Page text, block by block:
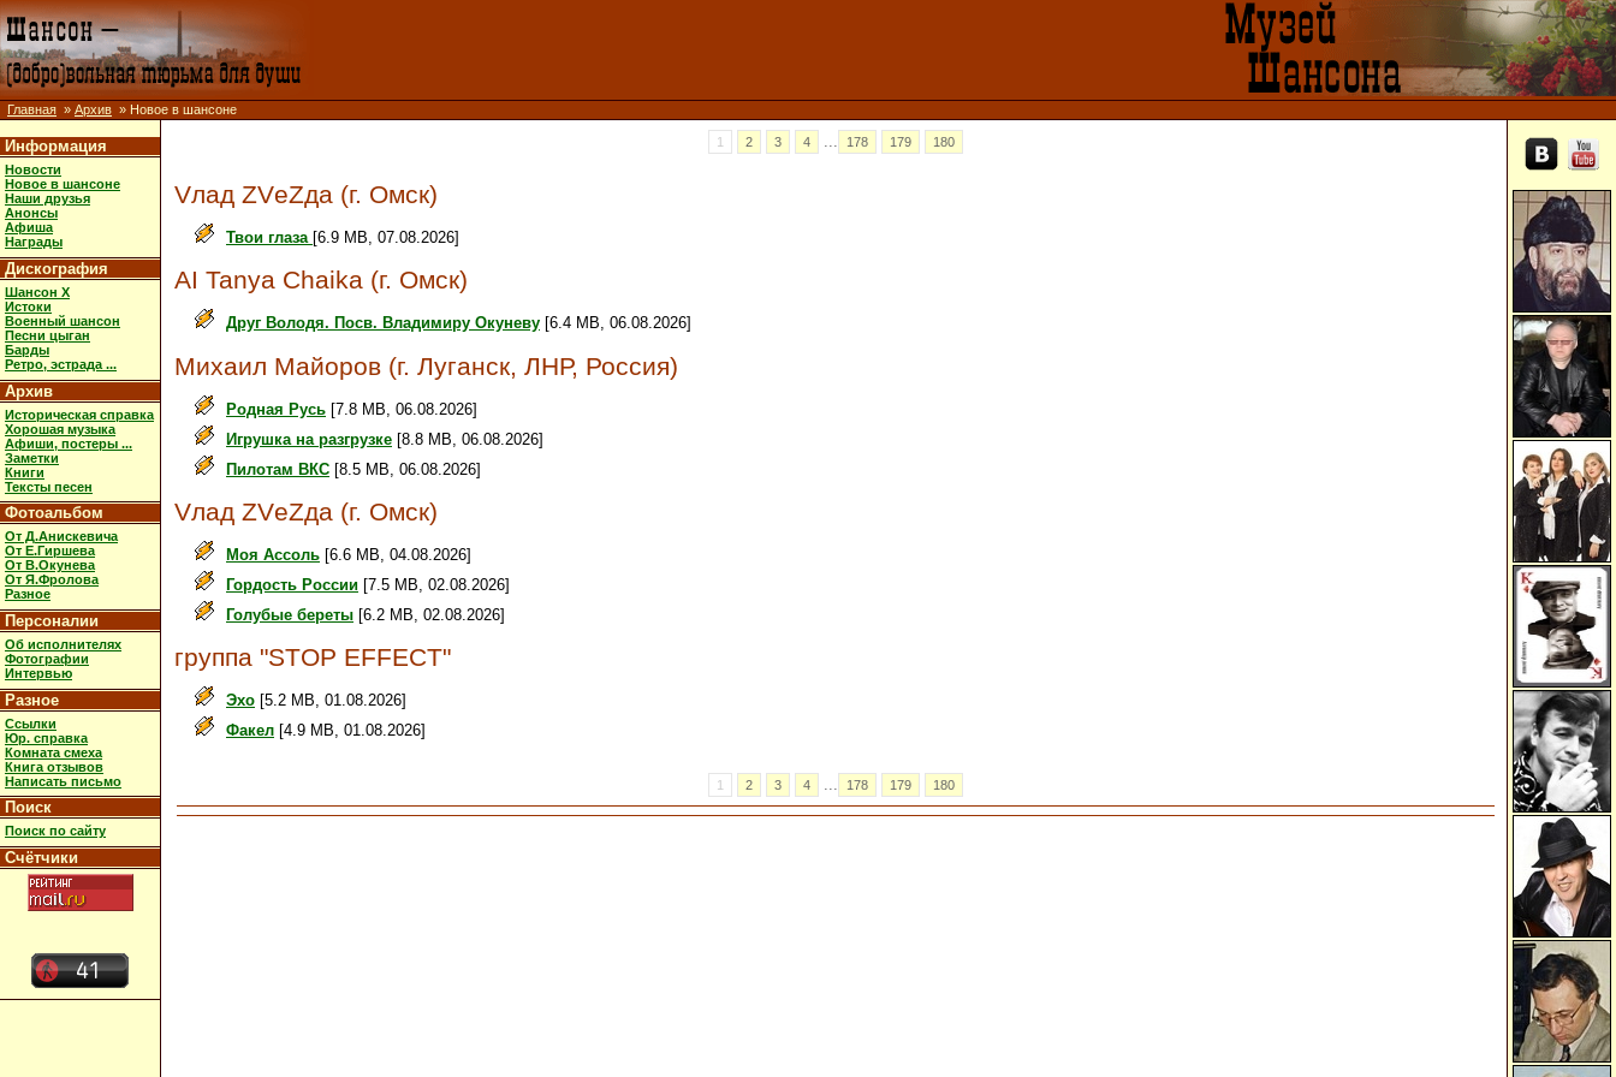
Главная » Архив » Новое в шансоне
Информация
Новости
Новое в шансоне
Наши друзья
Анонсы
Афиша
Награды
Дискография
Шансон X
Истоки
Военный шансон
Песни цыган
Барды
Ретро, эстрада ...
Архив
Историческая справка
Хорошая музыка
Афиши, постеры ...
Заметки
Книги
Тексты песен
Фотоальбом
От Д.Анискевича
От Е.Гиршева
От В.Окунева
От Я.Фролова
Разное
Персоналии
Об исполнителях
Фотографии
Интервью
Разное
Ссылки
Юр. справка
Комната смеха
Книга отзывов
Написать письмо
Поиск
Поиск по сайту
Счётчики
1 2 3 4 ... 178 179 180
Vлад ZVеZда (г. Омск)
Твои глаза [6.9 MB, 07.08.2026]
AI Tanya Chaika (г. Омск)
Друг Володя. Посв. Владимиру Окуневу [6.4 MB, 06.08.2026]
Михаил Майоров (г. Луганск, ЛНР, Россия)
Родная Русь [7.8 MB, 06.08.2026]
Игрушка на разгрузке [8.8 MB, 06.08.2026]
Пилотам ВКС [8.5 MB, 06.08.2026]
Vлад ZVеZда (г. Омск)
Моя Ассоль [6.6 MB, 04.08.2026]
Гордость России [7.5 MB, 02.08.2026]
Голубые береты [6.2 MB, 02.08.2026]
группа "STOP EFFECT"
Эхо [5.2 MB, 01.08.2026]
Факел [4.9 MB, 01.08.2026]
1 2 3 4 ... 178 179 180